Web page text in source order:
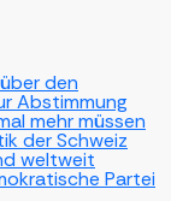
den
Abstimmung
mehr müssen
der Schweiz
weltweit
Partei